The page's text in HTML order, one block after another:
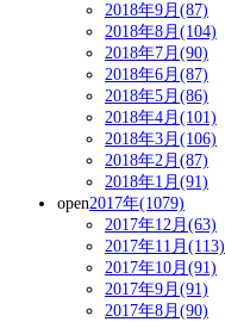
2018年9月(87)
2018年8月(104)
2018年7月(90)
2018年6月(87)
2018年5月(86)
2018年4月(101)
2018年3月(106)
2018年2月(87)
2018年1月(91)
open2017年(1079)
2017年12月(63)
2017年11月(113)
2017年10月(91)
2017年9月(91)
2017年8月(90)